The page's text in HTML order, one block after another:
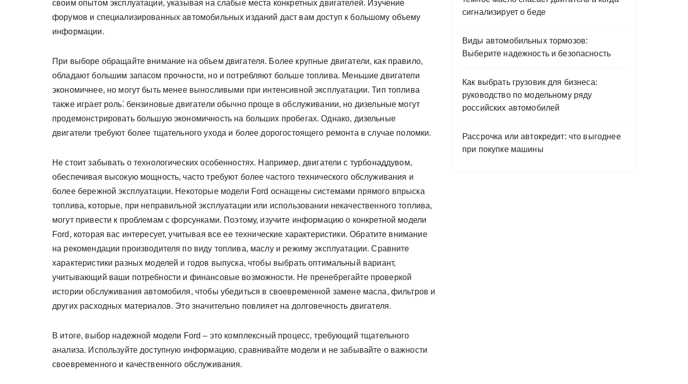
своим опытом эксплуатации, указывая на слабые места конкретных двигателей. Изучение
форумов и специализированных автомобильных изданий даст вам доступ к большому объему
информации.
При выборе обращайте внимание на объем двигателя. Более крупные двигатели, как правило,
обладают большим запасом прочности, но и потребляют больше топлива. Меньшие двигатели
экономичнее, но могут быть менее выносливыми при интенсивной эксплуатации. Тип топлива
также играет роль⁚ бензиновые двигатели обычно проще в обслуживании, но дизельные могут
продемонстрировать большую экономичность на больших пробегах. Однако, дизельные
двигатели требуют более тщательного ухода и более дорогостоящего ремонта в случае поломки.
Не стоит забывать о технологических особенностях. Например, двигатели с турбонаддувом,
обеспечивая высокую мощность, часто требуют более частого технического обслуживания и
более бережной эксплуатации. Некоторые модели Ford оснащены системами прямого впрыска
топлива, которые, при неправильной эксплуатации или использовании некачественного топлива,
могут привести к проблемам с форсунками. Поэтому, изучите информацию о конкретной модели
Ford, которая вас интересует, учитывая все ее технические характеристики. Обратите внимание
на рекомендации производителя по виду топлива, маслу и режиму эксплуатации. Сравните
характеристики разных моделей и годов выпуска, чтобы выбрать оптимальный вариант,
учитывающий ваши потребности и финансовые возможности. Не пренебрегайте проверкой
истории обслуживания автомобиля, чтобы убедиться в своевременной замене масла, фильтров и
других расходных материалов. Это значительно повлияет на долговечность двигателя.
В итоге, выбор надежной модели Ford – это комплексный процесс, требующий тщательного
анализа. Используйте доступную информацию, сравнивайте модели и не забывайте о важности
своевременного и качественного обслуживания.
сигнализирует о беде
Виды автомобильных тормозов:
Выберите надежность и безопасность
Как выбрать грузовик для бизнеса:
руководство по модельному ряду
российских автомобилей
Рассрочка или автокредит: что выгоднее
при покупке машины